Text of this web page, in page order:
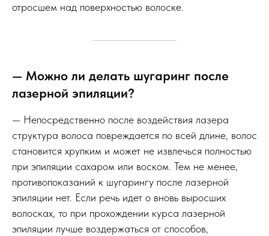
отросшем над поверхностью волоске.
— Можно ли делать шугаринг после
лазерной эпиляции?
— Непосредственно после воздействия лазера
структура волоса повреждается по всей длине, волос
становится хрупким и может не извлечься полностью
при эпиляции сахаром или воском. Тем не менее,
противопоказаний к шугарингу после лазерной
эпиляции нет. Если речь идет о вновь выросших
волосках, то при прохождении курса лазерной
эпиляции лучше воздержаться от способов,